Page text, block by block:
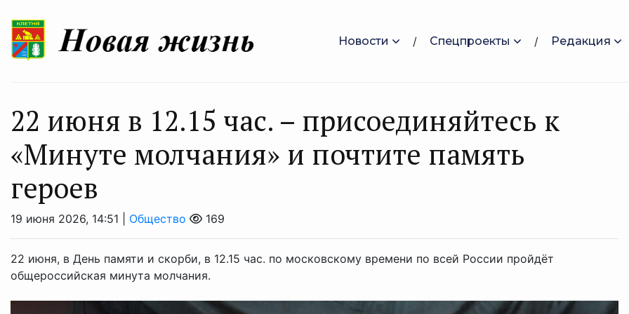
Новости Спецпроекты Редакция
22 июня в 12.15 час. – присоединяйтесь к
«Минуте молчания» и почтите память
героев
19 июня 2026, 14:51 | Общество 169
22 июня, в День памяти и скорби, в 12.15 час. по московскому времени по всей России пройдёт
общероссийская минута молчания.